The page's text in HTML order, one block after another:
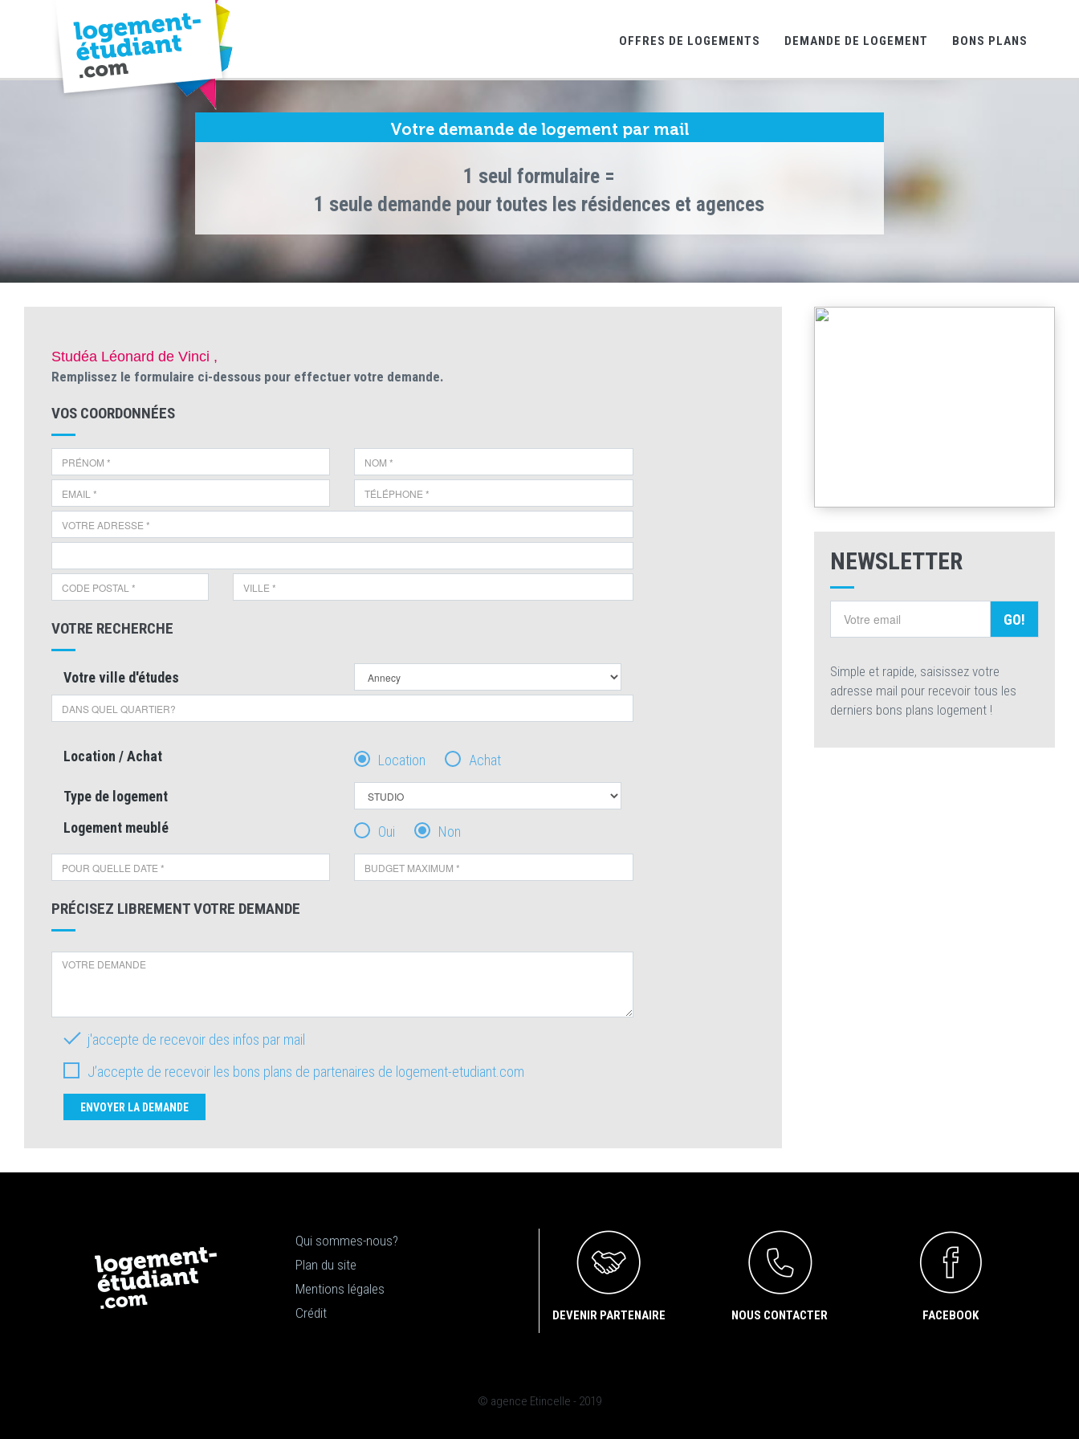
OFFRES DE LOGEMENTS DEMANDE DE LOGEMENT BONS PLANS
Votre demande de logement par mail
1 seul formulaire =
1 seule demande pour toutes les résidences et agences
NEWSLETTER
GO!
Simple et rapide, saisissez votre
adresse mail pour recevoir tous les
derniers bons plans logement !
Studéa Léonard de Vinci ,
Remplissez le formulaire ci-dessous pour effectuer votre demande.
VOS COORDONNÉES
VOTRE RECHERCHE
Votre ville d'études
Location / Achat Location Achat
Type de logement
Logement meublé
Oui Non
PRÉCISEZ LIBREMENT VOTRE DEMANDE
j'accepte de recevoir des infos par mail
J’accepte de recevoir les bons plans de partenaires de logement-etudiant.com
ENVOYER LA DEMANDE
Qui sommes-nous?
Plan du site
Mentions légales
Crédit
DEVENIR PARTENAIRE NOUS CONTACTER FACEBOOK
© agence Etincelle - 2019